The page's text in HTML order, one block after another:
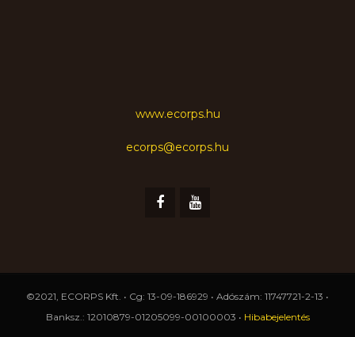
www.ecorps.hu
ecorps@ecorps.hu
©2021, ECORPS Kft. • Cg: 13-09-186929 • Adószám: 11747721-2-13 •
Banksz.: 12010879-01205099-00100003 • Hibabejelentés